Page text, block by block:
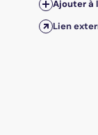
Ajouter à
Lien